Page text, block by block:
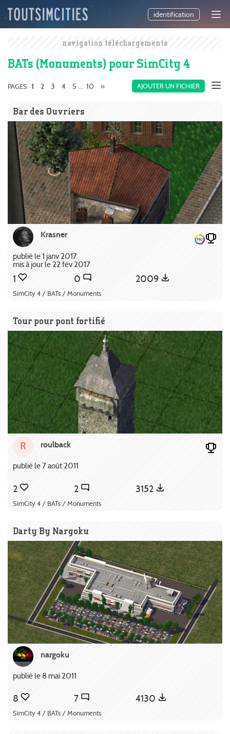
identification
navigation téléchargements
BATs (Monuments) pour SimCity 4
AJOUTER UN FICHIER
PAGES 1 2 3 4 5 ... 10 »
Bar des Ouvriers
Krasner
publié le 1 janv 2017
mis à jour le 22 fév 2017
1 0 2009
SimCity 4 / BATs / Monuments
Tour pour pont fortifié
R roulback
publié le 7 août 2011
2 2 3152
SimCity 4 / BATs / Monuments
Darty By Nargoku
nargoku
publié le 8 mai 2011
8 7 4130
SimCity 4 / BATs / Monuments